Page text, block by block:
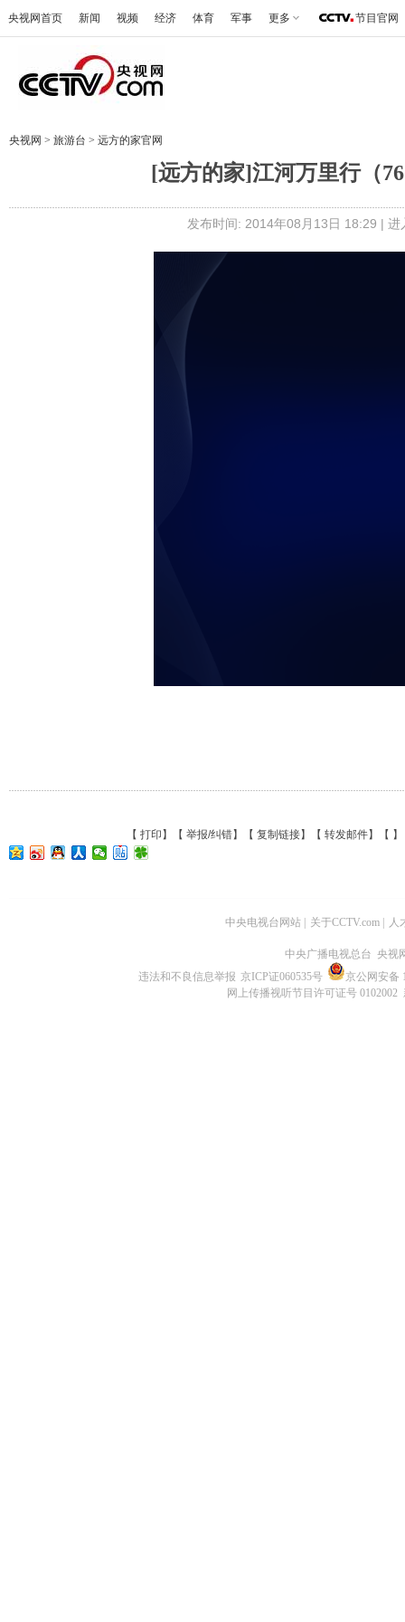
央视网首页 新闻 视频 经济 体育 军事 更多 节目官网
央视网 > 旅游台 > 远方的家官网
[远方的家]江河万里行（
发布时间: 2014年08月13日 18:29 | 进
【 打印 】【 举报/纠错】【 复制链接】【 转发邮件】【 】
中央电视台网站 关于CCTV.com 人
中央广播电视总台 央视
违法和不良信息举报 京ICP证060535号
京公网安备
网上传播视听节目许可证号 0102002